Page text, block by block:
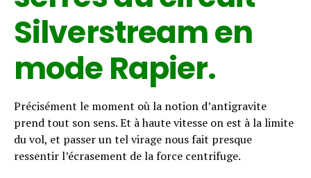
Silverstream en
mode Rapier.
Précisément le moment où la notion d’antigravite
prend tout son sens. Et à haute vitesse on est à la limite
du vol, et passer un tel virage nous fait presque
ressentir l’écrasement de la force centrifuge.